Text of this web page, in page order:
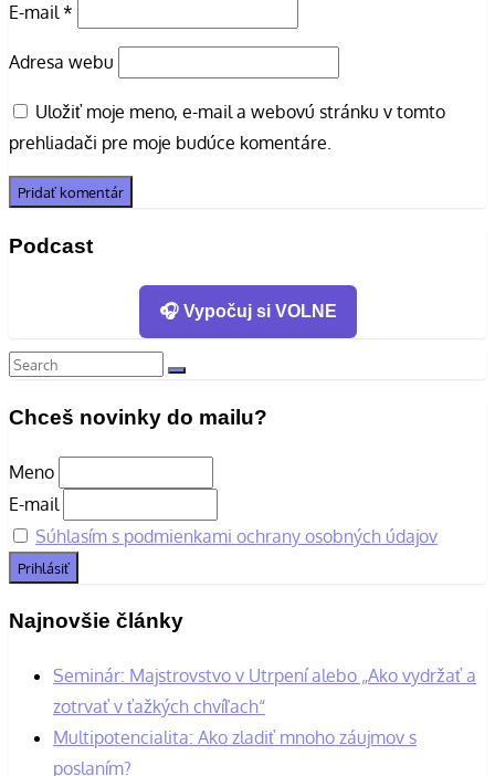
E-mail*
Adresa webu
Uložiť moje meno, e-mail a webovú stránku v tomto
prehliadači pre moje budúce komentáre.
Podcast
🎧 Vypočuj si VOLNE
Search
Chceš novinky do mailu?
Meno
E-mail
Súhlasím s podmienkami ochrany osobných údajov
Najnovšie články
Seminár: Majstrovstvo v Utrpení alebo „Ako vydržať a
zotrvať v ťažkých chvíľach“
Multipotencialita: Ako zladiť mnoho záujmov s
poslaním?